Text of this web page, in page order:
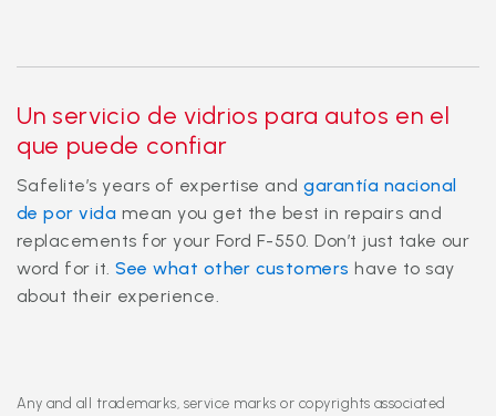
Un servicio de vidrios para autos en el
que puede confiar
Safelite’s years of expertise andgarantía nacional
de por vida mean you get the best in repairs and
replacements for your Ford F-550. Don’t just take our
word for it.See what other customers have to say
about their experience.
Any and all trademarks, service marks or copyrights associated